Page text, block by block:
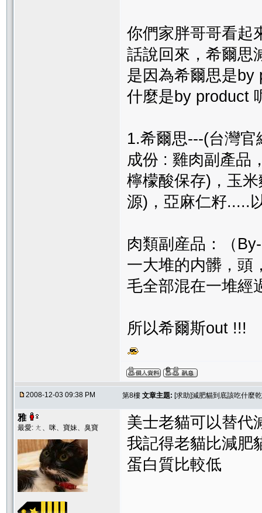
你們家胖哥哥看起
話說回來，希爾思
是因為希爾思是by
什麼是by product
1.希爾思---(台灣官
成份 : 雞肉副產品
檸檬酸保存)，玉
源)，亞麻仁籽.....
肉類副産品：（
一大堆的内髒，頭
毛全部混在一堆經
所以希爾斯out !!!
2008-12-03 09:38 PM 第8樓 文章主題: [求助]減肥貓到底該吃什麼
雅
最愛: ㄤ、咪、寶妹、臭寶
美士老貓可以替代
我記得老貓比減肥
蛋白質比較低